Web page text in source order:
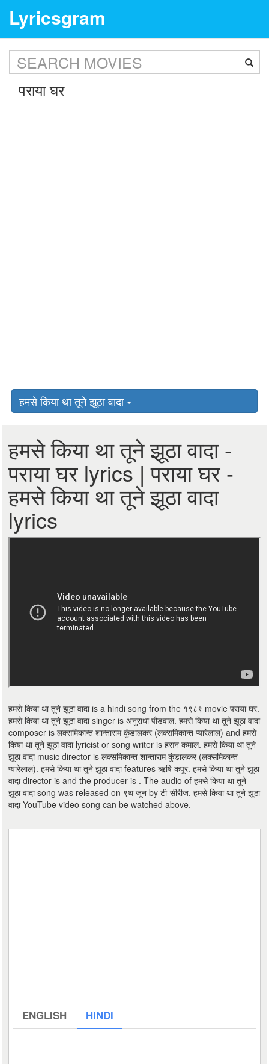
Lyricsgram
हमसे किया था तूने झूठा वादा
हमसे किया था तूने झूठा वादा -
पराया घर lyrics | पराया घर -
हमसे किया था तूने झूठा वादा
lyrics
हमसे किया था तूने झूठा वादा is a hindi song from the १९८९ movie पराया घर.
हमसे किया था तूने झूठा वादा singer is अनुराधा पौडवाल. हमसे किया था तूने झूठा वादा
composer is लक्समिकान्त शान्ताराम कुंडालकर (लक्समिकान्त प्यारेलाल) and हमसे
किया था तूने झूठा वादा lyricist or song writer is हसन कमाल. हमसे किया था तूने
झूठा वादा music director is लक्समिकान्त शान्ताराम कुंडालकर (लक्समिकान्त
प्यारेलाल). हमसे किया था तूने झूठा वादा features ऋषि कपूर. हमसे किया था तूने झूठा
वादा director is and the producer is . The audio of हमसे किया था तूने
झूठा वादा song was released on ९थ जून by टी-सीरीज. हमसे किया था तूने झूठा
वादा YouTube video song can be watched above.
ENGLISH HINDI